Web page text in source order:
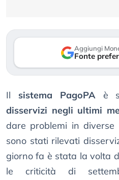
Aggiungi
Fonte
Il sistema PagoPAè
disservizi negli ultimi
dare problemi in diverse
sono stati rilevati
giorno fa è stata la volta
le criticità di